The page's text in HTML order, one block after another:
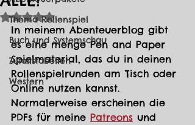
Thema Rollenspiel
Buch und Systemschau
Zufallstabellen
Western
Mit NaN von 5 Sternen bewertet.
In meinem Abenteuerblog gibt
es eine menge Pen and Paper
Spielmaterial, das du in deinen
Rollenspielrunden am Tisch oder
Online nutzen kannst.
Normalerweise erscheinen die
PDFs für meine Patreons und